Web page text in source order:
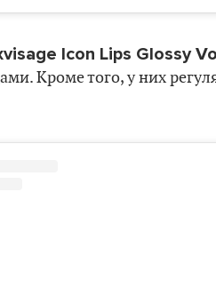
Icon Lips Glossy
Кроме того, у них